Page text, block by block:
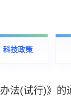
科技政策
法(试行)》的